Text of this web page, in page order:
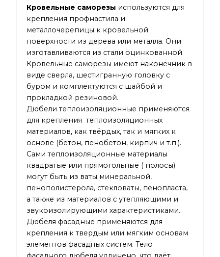
Кровельные саморезы используются для
крепления профнастила и
металлочерепицы к кровельной
поверхности из дерева или металла. Они
изготавливаются из стали оцинкованной.
Кровельные саморезы имеют наконечник в
виде сверла, шестигранную головку с
буром и комплектуются с шайбой и
прокладкой резиновой.
Дюбели теплоизоляционные применяются
для крепления теплоизоляционных
материалов, как твёрдых, так и мягких к
основе (бетон, пенобетон, кирпич и т.п.).
Сами теплоизоляционные материалы
квадратые или прямогольные ( полосы)
могут быть из ваты минеральной,
пенополистерола, стекловаты, пенопласта,
а также из материалов с утепляющими и
звукоизолирующими характеристиками.
Дюбеля фасадные применяются для
крепления к твердым или мягким основам
элементов фасадных систем. Тело